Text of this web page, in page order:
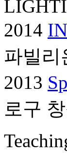
2014
파빌리
2013
로구
T